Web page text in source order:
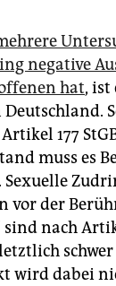
negative
hat, ist
177
muss es
Sexuelle
vor der
nach
wird dabei